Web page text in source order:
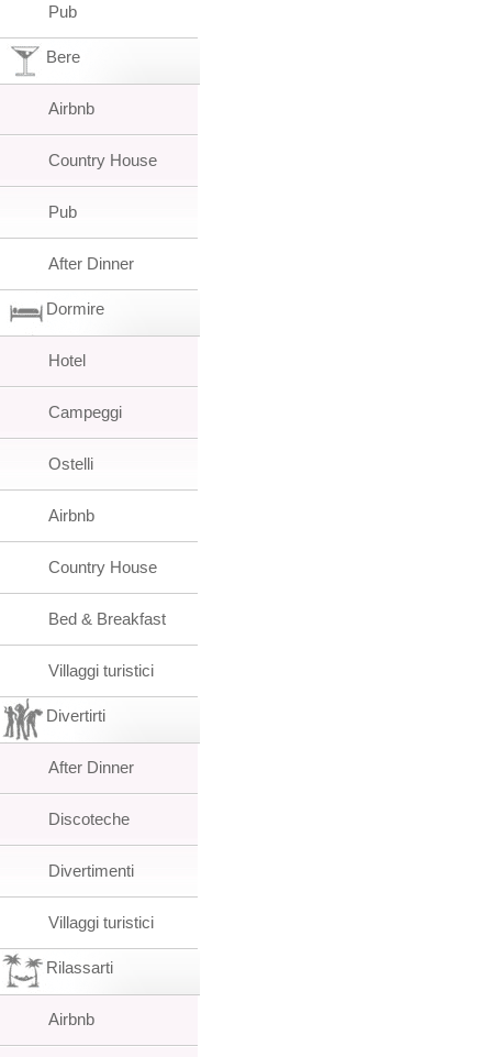
Pub
Bere
Airbnb
Country House
Pub
After Dinner
Dormire
Hotel
Campeggi
Ostelli
Airbnb
Country House
Bed & Breakfast
Villaggi turistici
Divertirti
After Dinner
Discoteche
Divertimenti
Villaggi turistici
Rilassarti
Airbnb